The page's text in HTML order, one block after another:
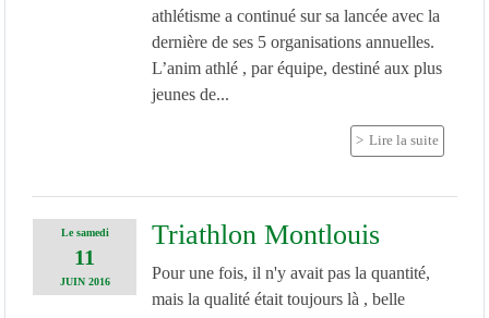
athlétisme a continué sur sa lancée avec la
dernière de ses 5 organisations annuelles.
L’anim athlé , par équipe, destiné aux plus
jeunes de...
Lire la suite
Lesamedi
11
JUIN 2016
Triathlon Montlouis
Pour une fois, il n'y avait pas la quantité,
mais la qualité était toujours là , belle